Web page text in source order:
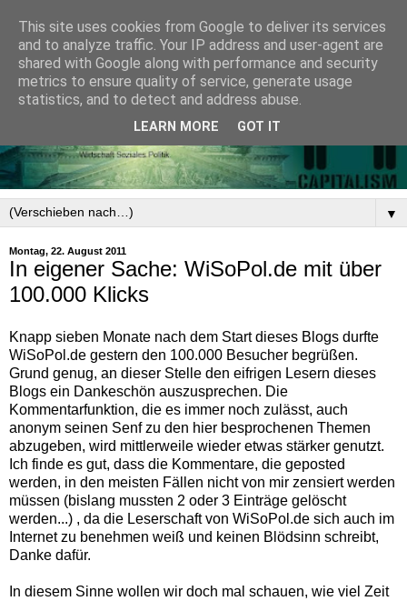
▼
Montag, 22. August 2011
In eigener Sache: WiSoPol.de mit über
100.000 Klicks
Knapp sieben Monate nach dem Start dieses Blogs durfte
WiSoPol.de gestern den 100.000 Besucher begrüßen.
Grund genug, an dieser Stelle den eifrigen Lesern dieses
Blogs ein Dankeschön auszusprechen. Die
Kommentarfunktion, die es immer noch zulässt, auch
anonym seinen Senf zu den hier besprochenen Themen
abzugeben, wird mittlerweile wieder etwas stärker genutzt.
Ich finde es gut, dass die Kommentare, die geposted
werden, in den meisten Fällen nicht von mir zensiert werden
müssen (bislang mussten 2 oder 3 Einträge gelöscht
werden...) , da die Leserschaft von WiSoPol.de sich auch im
Internet zu benehmen weiß und keinen Blödsinn schreibt,
Danke dafür.
In diesem Sinne wollen wir doch mal schauen, wie viel Zeit
This site uses cookies from Google to deliver its services
and to analyze traffic. Your IP address and user-agent are
shared with Google along with performance and security
metrics to ensure quality of service, generate usage
statistics, and to detect and address abuse.
LEARN MORE GOT IT